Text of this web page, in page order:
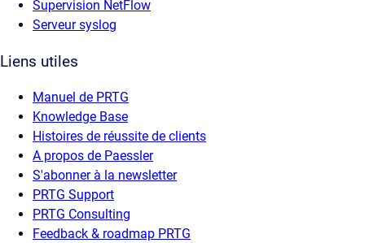
Supervision NetFlow
Serveur syslog
Liens utiles
Manuel de PRTG
Knowledge Base
Histoires de réussite de clients
A propos de Paessler
S'abonner à la newsletter
PRTG Support
PRTG Consulting
Feedback & roadmap PRTG